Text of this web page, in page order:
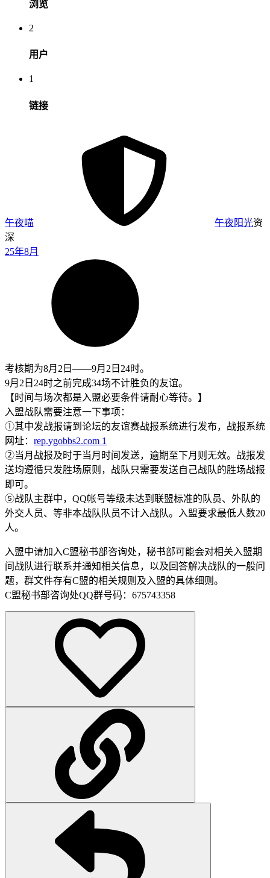
浏览
2
用户
1
链接
午夜喵 午夜阳光资
深
25年8月
考核期为8月2日——9月2日24时。
9月2日24时之前完成34场不计胜负的友谊。
【时间与场次都是入盟必要条件请耐心等待。】
入盟战队需要注意一下事项：
①其中发战报请到论坛的友谊赛战报系统进行发布，战报系统
网址： rep.ygobbs2.com 1
②当月战报及时于当月时间发送，逾期至下月则无效。战报发
送均遵循只发胜场原则，战队只需要发送自己战队的胜场战报
即可。
⑤战队主群中，QQ帐号等级未达到联盟标准的队员、外队的
外交人员、等非本战队队员不计入战队。入盟要求最低人数20
人。
入盟中请加入C盟秘书部咨询处，秘书部可能会对相关入盟期
间战队进行联系并通知相关信息，以及回答解决战队的一般问
题，群文件存有C盟的相关规则及入盟的具体细则。
C盟秘书部咨询处QQ群号码：675743358